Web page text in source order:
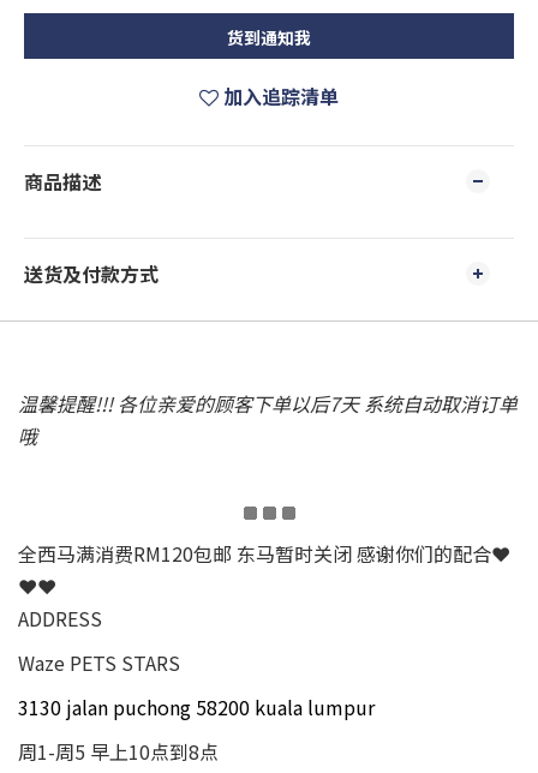
货到通知我
加入追踪清单
商品描述
送货及付款方式
温馨提醒!!! 各位亲爱的顾客下单以后7天 系统自动取消订单
哦
全西马满消费RM120包邮 东马暂时关闭 感谢你们的配合❤
❤❤
ADDRESS
Waze PETS STARS
3130 jalan puchong 58200 kuala lumpur
周1-周5 早上10点到8点